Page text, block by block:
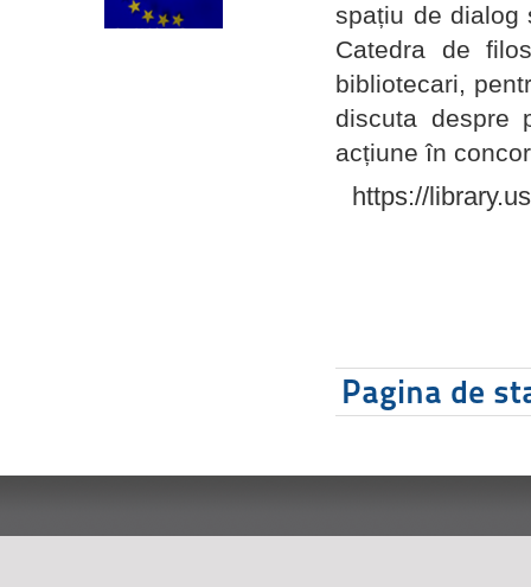
spațiu de dialog
Catedra de
bibliotecari,
discuta despre
acțiune în
https://
Pagina de